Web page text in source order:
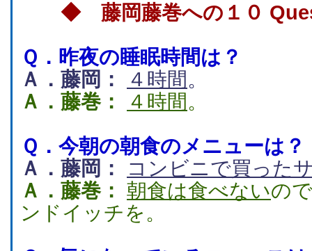
◆ 藤岡藤巻への１０
Ｑ． 昨夜の睡眠時間は？
Ａ．藤岡：
４時間 。
Ａ．藤巻：
４時間 。
Ｑ． 今朝の朝食のメニューは？
Ａ．藤岡：
コンビニで買った
Ａ．藤巻： 朝食は食べないの
ンドイッチを。